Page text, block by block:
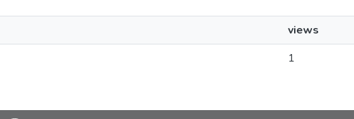
views
1